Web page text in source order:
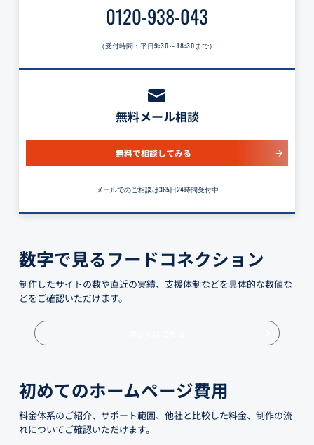
0120-938-043
（受付時間：平日9:30～18:30 まで）
無料メール相談
無料で相談してみる
メールでのご相談は365日24時間受付中
数字で見るフードコネクション
制作したサイトの数や直近の実績、支援体制などを具体的な数値な
どをご確認いただけます。
初めてのホームページ費用
料金体系のご紹介、サポート範囲、他社と比較した料金、制作の流
れについてご確認いただけます。